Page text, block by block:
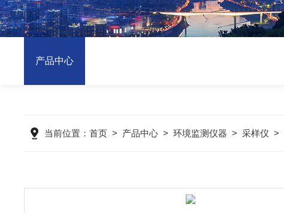
产品中心
当前位置：首页 > 产品中心 >环境监测仪器 >采样仪 >